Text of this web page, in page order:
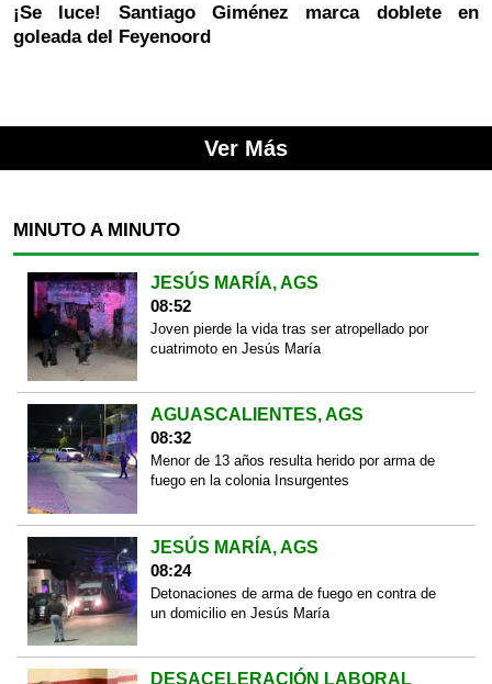
¡Se luce! Santiago Giménez marca doblete en
goleada del Feyenoord
Ver Más
MINUTO A MINUTO
JESÚS MARÍA, AGS
08:52
Joven pierde la vida tras ser atropellado por
cuatrimoto en Jesús María
AGUASCALIENTES, AGS
08:32
Menor de 13 años resulta herido por arma de
fuego en la colonia Insurgentes
JESÚS MARÍA, AGS
08:24
Detonaciones de arma de fuego en contra de
un domicilio en Jesús María
DESACELERACIÓN LABORAL